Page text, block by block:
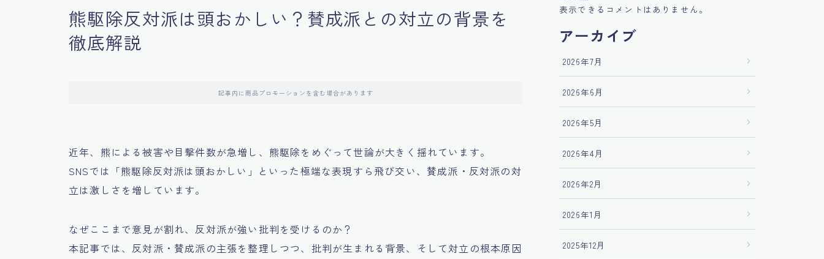
熊駆除反対派は頭おかしい？賛成派との対立の背景を
徹底解説
記事内に商品プロモーションを含む場合があります
近年、熊による被害や目撃件数が急増し、熊駆除をめぐって世論が大きく揺れています。
SNSでは「熊駆除反対派は頭おかしい」といった極端な表現すら飛び交い、賛成派・反対派の対
立は激しさを増しています。
なぜここまで意見が割れ、反対派が強い批判を受けるのか？
本記事では、反対派・賛成派の主張を整理しつつ、批判が生まれる背景、そして対立の根本原因
表示できるコメントはありません。
アーカイブ
2026年7月
2026年6月
2026年5月
2026年4月
2026年2月
2026年1月
2025年12月